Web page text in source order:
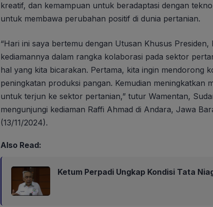
kreatif, dan kemampuan untuk beradaptasi dengan
untuk membawa perubahan positif di dunia pertanian.
“Hari ini saya bertemu dengan Utusan Khusus Presiden,
kediamannya dalam rangka kolaborasi pada sektor
hal yang kita bicarakan. Pertama, kita ingin mendorong
peningkatan produksi pangan. Kemudian meningkatkan
untuk terjun ke sektor pertanian,” tutur Wamentan,
mengunjungi kediaman Raffi Ahmad di Andara, Jawa
(13/11/2024).
Also Read:
Ketum Perpadi Ungkap Kondisi Tata